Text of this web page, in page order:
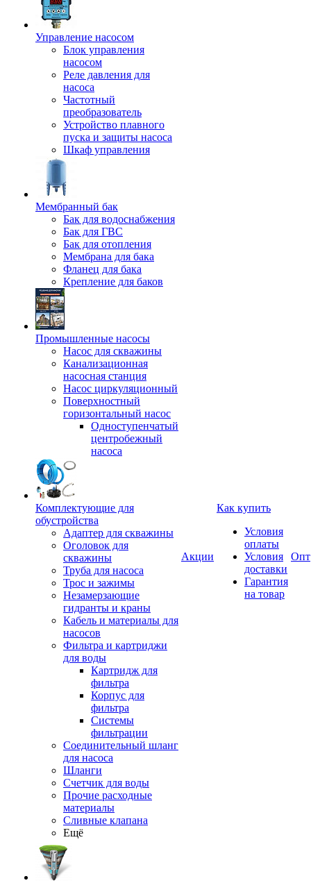
Управление насосом
Блок управления
насосом
Реле давления для
насоса
Частотный
преобразователь
Устройство плавного
пуска и защиты насоса
Шкаф управления
Мембранный бак
Бак для водоснабжения
Бак для ГВС
Бак для отопления
Мембрана для бака
Фланец для бака
Крепление для баков
Промышленные насосы
Насос для скважины
Канализационная
насосная станция
Насос циркуляционный
Поверхностный
горизонтальный насос
Одноступенчатый
центробежный
насоса
Комплектующие для
обустройства
Адаптер для скважины
Оголовок для
скважины
Труба для насоса
Трос и зажимы
Незамерзающие
гидранты и краны
Кабель и материалы для
насосов
Фильтра и картриджи
для воды
Картридж для
фильтра
Корпус для
фильтра
Системы
фильтрации
Соединительный шланг
для насоса
Шланги
Счетчик для воды
Прочие расходные
материалы
Сливные клапана
Ещё
Акции
Как купить
Условия
оплаты
Условия
доставки
Гарантия
на товар
Опт